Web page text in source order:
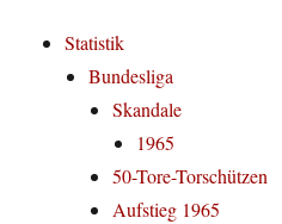
Statistik
Bundesliga
Skandale
1965
50-Tore-Torschützen
Aufstieg 1965